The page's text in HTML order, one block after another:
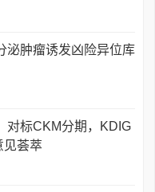
泌肿瘤诱发凶险异位库
对标CKM分期，KDIG
见荟萃